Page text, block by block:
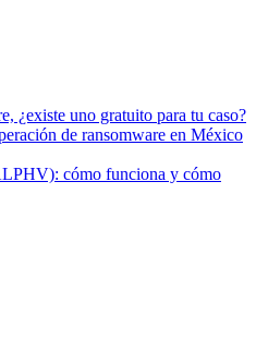
¿existe uno gratuito para tu caso?
de ransomware en México
cómo funciona y cómo